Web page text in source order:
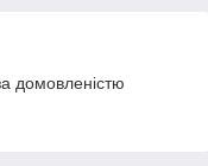
домовленістю